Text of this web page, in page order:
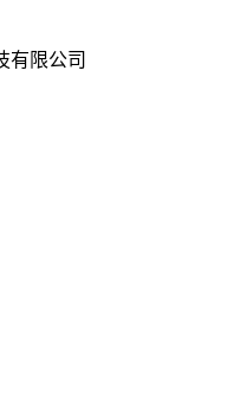
有限公司